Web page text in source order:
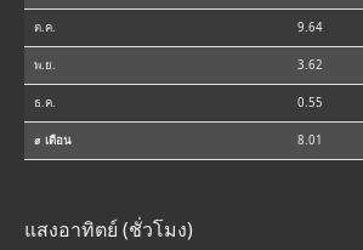
ต.ค. 9.64
พ.ย. 3.62
ธ.ค. 0.55
⌀ เดือน 8.01
แสงอาทิตย์ (ชั่วโมง)